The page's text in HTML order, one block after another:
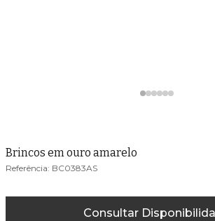
Brincos em ouro amarelo
BC0383AS
Consultar